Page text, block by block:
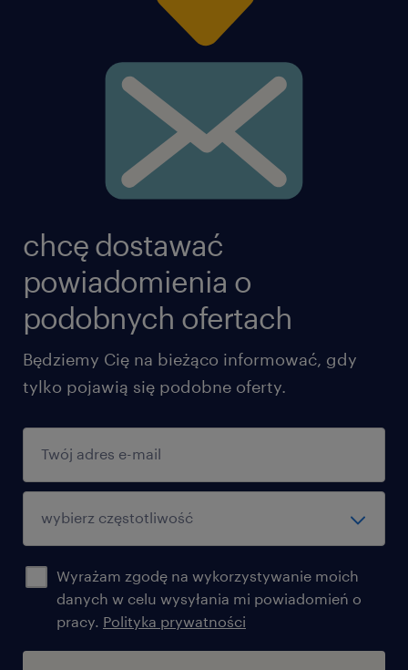
chcę dostawać
powiadomienia o
podobnych ofertach
Będziemy Cię na bieżąco informować, gdy
tylko pojawią się podobne oferty.
Wyrażam zgodę na wykorzystywanie moich
danych w celu wysyłania mi powiadomień o
pracy. Polityka prywatności